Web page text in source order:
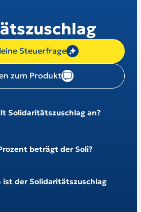
Steuerfrage
zum Produkt
Solidaritätszuschlag an?
beträgt der Soli?
ist der Solidaritätszuschlag